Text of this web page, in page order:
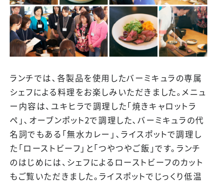
ランチでは、各製品を使用したバーミキュラの専属
シェフによる料理をお楽しみいただきました。メニュ
ー内容は、ユキヒラで調理した「焼きキャロットラ
ペ」、オーブンポット2で調理した、バーミキュラの代
名詞でもある「無水カレー」、ライスポットで調理し
た「ローストビーフ」と「つやつやご飯」です。ランチ
のはじめには、シェフによるローストビーフのカット
もご覧いただきました。ライスポットでじっくり低温